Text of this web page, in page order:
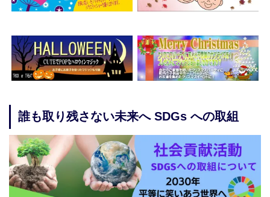
誰も取り残さない未来へ SDGs への取組